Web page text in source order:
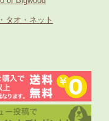
タオ・ネット